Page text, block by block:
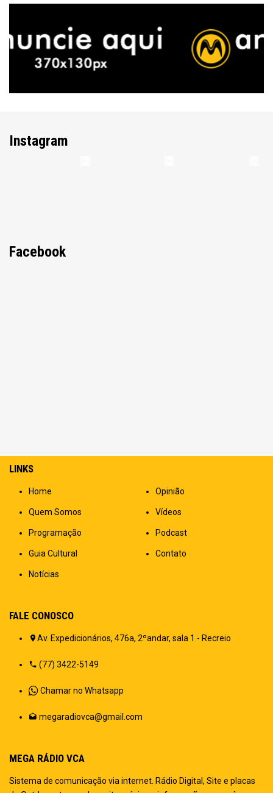
Instagram
Facebook
LINKS
Home
Quem Somos
Programação
Guia Cultural
Notícias
Opinião
Vídeos
Podcast
Contato
FALE CONOSCO
Av. Expedicionários, 476a, 2ºandar, sala 1 - Recreio
(77) 3422-5149
Chamar no Whatsapp
megaradiovca@gmail.com
MEGA RÁDIO VCA
Sistema de comunicação via internet. Rádio Digital, Site e placas